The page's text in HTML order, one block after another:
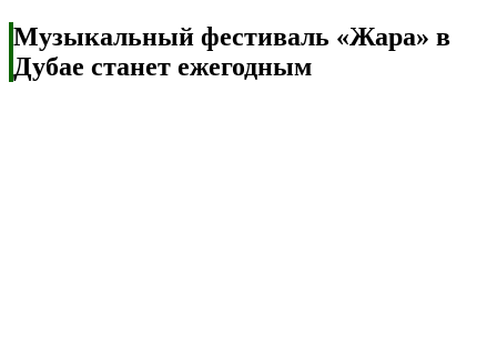
Музыкальный фестиваль «Жара» в
Дубае станет ежегодным